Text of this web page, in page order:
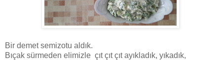
Bir demet semizotu aldık.
Bıçak sürmeden elimizle çıt çıt çıt ayıkladık, yıkadık,